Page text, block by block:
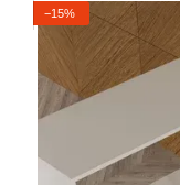
−15%